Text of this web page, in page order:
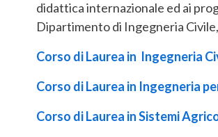
didattica internazionale ed ai
Dipartimento di Ingegneria
Corso di Laurea in Ingegneria
Corso di Laurea in Ingegneria
Corso di Laurea in Sistemi